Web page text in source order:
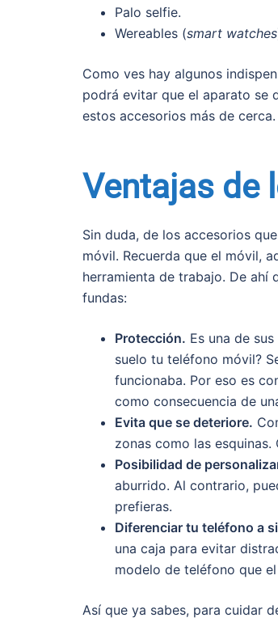
Palo selfie.
Wereables (smart watches
Como ves hay algunos
podrá evitar que el aparato se
estos accesorios más de cerca.
Ventajas de
Sin duda, de los accesorios
móvil. Recuerda que el móvil,
herramienta de trabajo. De ahí
fundas:
Protección. Es una de
suelo tu teléfono móvil?
funcionaba. Por eso es
como consecuencia de
Evita que se deteriore.
zonas como las
Posibilidad de
aburrido. Al contrario,
prefieras.
Diferenciar tu teléfono a
una caja para evitar
modelo de teléfono que
Así que ya sabes, para cuidar